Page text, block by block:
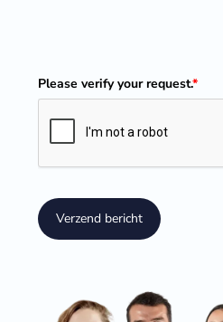
Please verify your request.*
Verzend bericht